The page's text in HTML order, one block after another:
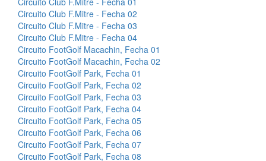
Circuito Club F.Mitre - Fecha 02
Circuito Club F.Mitre - Fecha 03
Circuito Club F.Mitre - Fecha 04
Circuito FootGolf Macachin, Fecha 01
Circuito FootGolf Macachin, Fecha 02
Circuito FootGolf Park, Fecha 01
Circuito FootGolf Park, Fecha 02
Circuito FootGolf Park, Fecha 03
Circuito FootGolf Park, Fecha 04
Circuito FootGolf Park, Fecha 05
Circuito FootGolf Park, Fecha 06
Circuito FootGolf Park, Fecha 07
Circuito FootGolf Park, Fecha 08